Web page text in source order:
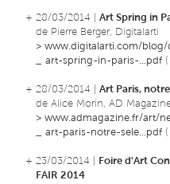
+ 28/03/2014 | Art Spring in
de Pierre Berger, Digitalarti
> www.digitalarti.com/blog/
art-spring-in-paris-...pdf
+ 28/03/2014 | Art Paris,
de Alice Morin, AD
> www.admagazine.fr/art/
art-paris-notre-sele...pdf
+ 23/03/2014 |
Foire d'Art
FAIR 2014